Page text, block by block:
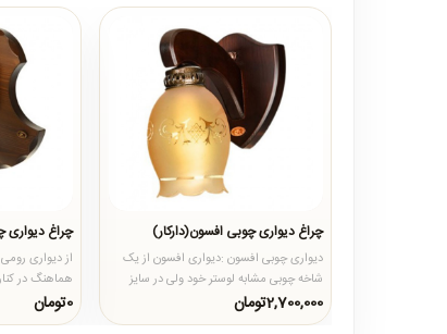
چراغ دیواری چوبی افسون(دارکار)
دیواری چوبی افسون :دیواری افسون از یک
شاخه چوبی مشابه لوستر خود ولی در سایز
کوچکتر به همراه یک کفی ت..
2,700,000تومان
چراغ دیواری
از دیواری
هماهنگ در
جداگانه در
0تومان